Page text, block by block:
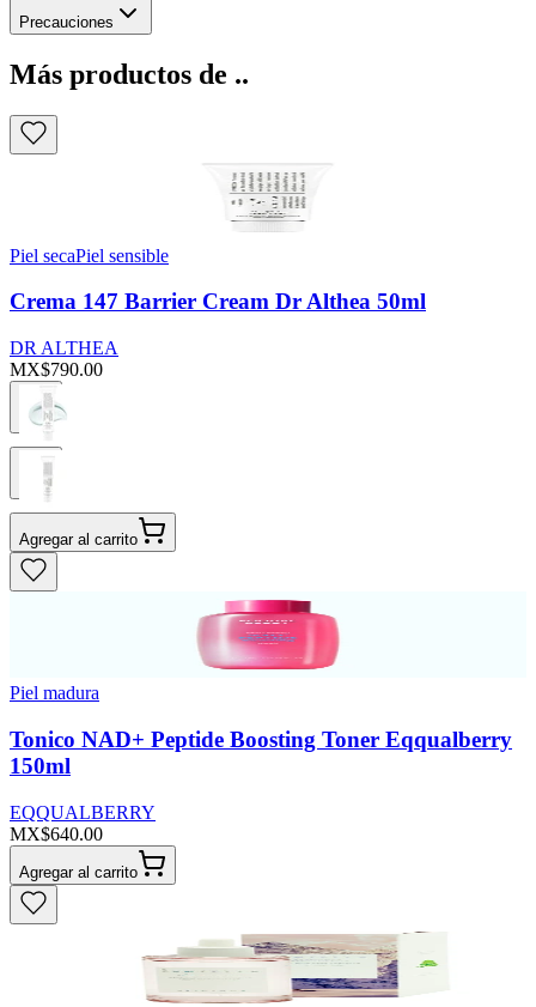
Precauciones
Más productos de ..
Piel secaPiel sensible
Crema 147 Barrier Cream Dr Althea 50ml
DR ALTHEA
MX$790.00
Agregar al carrito
Piel madura
Tonico NAD+ Peptide Boosting Toner Eqqualberry
150ml
EQQUALBERRY
MX$640.00
Agregar al carrito